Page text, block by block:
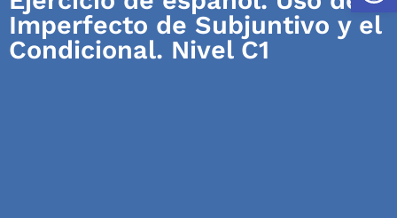
Imperfecto de Subjuntivo y el
Condicional. Nivel C1